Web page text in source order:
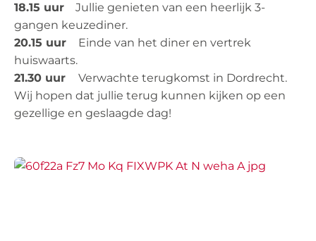
18.15 uur Jullie genieten van een heerlijk 3-
gangen keuzediner.
20.15 uur
Einde van het diner en vertrek
huiswaarts.
21.30 uur
Verwachte terugkomst in Dordrecht.
Wij hopen dat jullie terug kunnen kijken op een
gezellige en geslaagde dag!